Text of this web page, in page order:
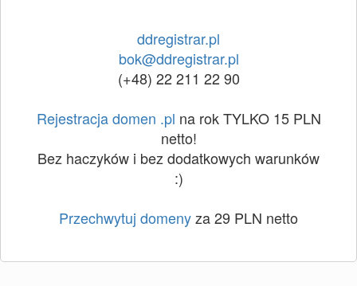
ddregistrar.pl
bok@ddregistrar.pl
(+48) 22 211 22 90
Rejestracja domen .pl na rok TYLKO 15 PLN
netto!
Bez haczyków i bez dodatkowych warunków
:)
Przechwytuj domenyza 29 PLN netto